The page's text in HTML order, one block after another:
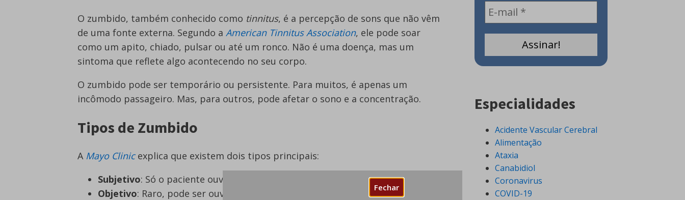
Fechar
O zumbido, também conhecido como tinnitus, é a percepção de sons que não vêm
de uma fonte externa. Segundo a American Tinnitus Association, ele pode soar
como um apito, chiado, pulsar ou até um ronco. Não é uma doença, mas um
sintoma que reflete algo acontecendo no seu corpo.
O zumbido pode ser temporário ou persistente. Para muitos, é apenas um
incômodo passageiro. Mas, para outros, pode afetar o sono e a concentração.
Tipos de Zumbido
A Mayo Clinicexplica que existem dois tipos principais:
Subjetivo: Só o paciente ouve, sendo o mais comum;
Objetivo: Raro, pode ser ouvido por um médico durante o exame, geralmente
Especialidades
Acidente Vascular Cerebral
Alimentação
Ataxia
Canabidiol
Coronavirus
COVID-19